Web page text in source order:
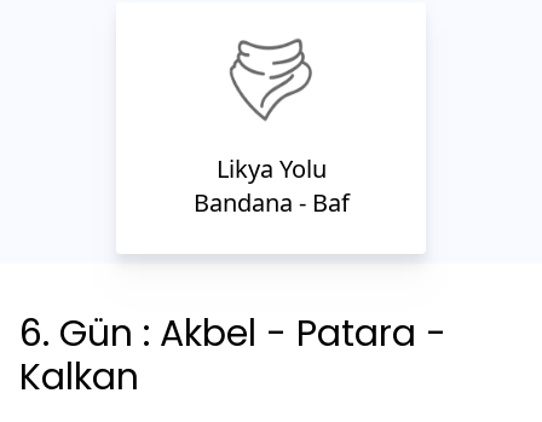
Likya Yolu
Bandana - Baf
6. Gün : Akbel - Patara -
Kalkan